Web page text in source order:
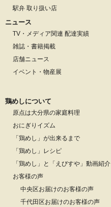
駅弁 取り扱い店
ニュース
TV・メディア関連 配達実績
雑誌・書籍掲載
店舗ニュース
イベント・物産展
鶏めしについて
原点は大分県の家庭料理
おにぎりイズム
「鶏めし」が出来るまで
「鶏めし」レシピ
「鶏めし」と「えびすや」動画紹介
お客様の声
中央区お届けのお客様の声
千代田区お届けのお客様の声